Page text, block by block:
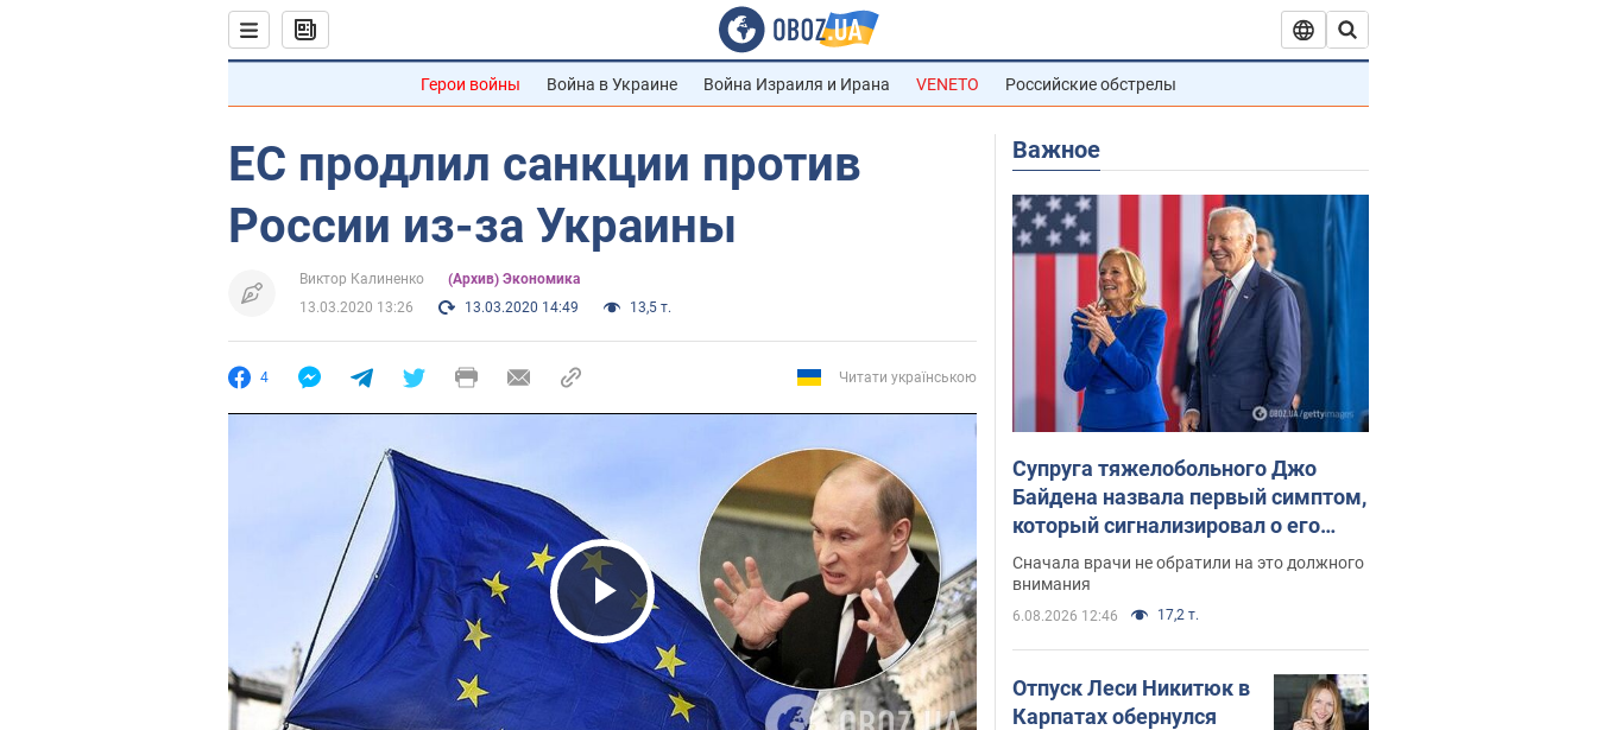
Герои войны Война в Украине Война Израиля и Ирана VENETO Российские обстрелы
ЕС продлил санкции против
России из-за Украины
Виктор Калиненко
(Архив) Экономика
13.03.2020 13:26
13.03.2020 14:49 13,5 т.
4 Читати українською
Play Video
Важное
Супруга тяжелобольного Джо
Байдена назвала первый симптом,
который сигнализировал о его
"агрессивном" раке
Сначала врачи не обратили на это должного
внимания
6.08.2026 12:46 17,2 т.
Отпуск Леси Никитюк в
Карпатах обернулся